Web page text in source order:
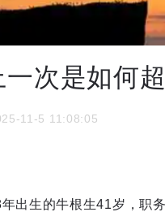
一次是如何
11-5 11:08:05
出生的牛根生41岁，职